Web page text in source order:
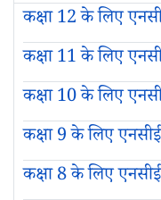
कक्षा 12 के लिए
कक्षा 11 के लिए
कक्षा 10 के लिए
कक्षा 9 के लिए
कक्षा 8 के लिए